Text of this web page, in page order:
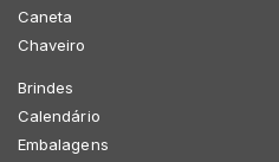
Caneta
Chaveiro
Brindes
Calendário
Embalagens